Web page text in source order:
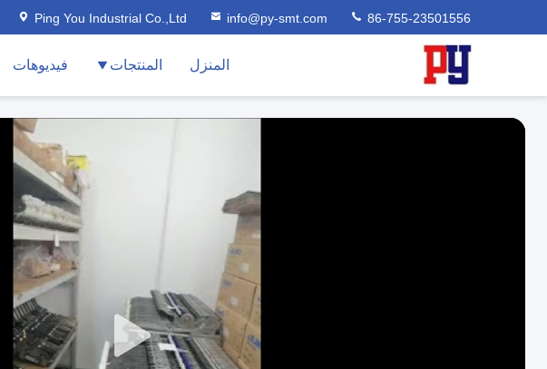
Ping You Industrial Co.,Ltd info@py-smt.com 86-755-23501556
المنزل المنتجات فيديوهات